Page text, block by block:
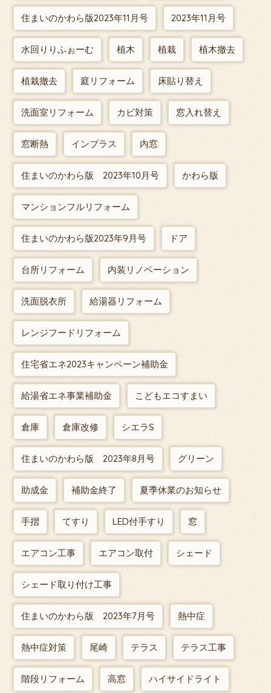
住まいのかわら版2023年11月号 2023年11月号
水回りりふぉーむ 植木 植栽 植木撤去
植栽撤去 庭リフォーム 床貼り替え
洗面室リフォーム カビ対策 窓入れ替え
窓断熱 インプラス 内窓
住まいのかわら版 2023年10月号 かわら版
マンションフルリフォーム
住まいのかわら版2023年9月号 ドア
台所リフォーム 内装リノベーション
洗面脱衣所 給湯器リフォーム
レンジフードリフォーム
住宅省エネ2023キャンペーン補助金
給湯省エネ事業補助金 こどもエコすまい
倉庫 倉庫改修 シエラS
住まいのかわら版 2023年8月号 グリーン
助成金 補助金終了 夏季休業のお知らせ
手摺 てすり LED付手すり 窓
エアコン工事 エアコン取付 シェード
シェード取り付け工事
住まいのかわら版 2023年7月号 熱中症
熱中症対策 尾崎 テラス テラス工事
階段リフォーム 高窓 ハイサイドライト